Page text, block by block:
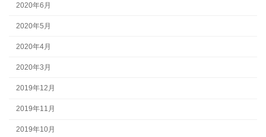
2020年6月
2020年5月
2020年4月
2020年3月
2019年12月
2019年11月
2019年10月